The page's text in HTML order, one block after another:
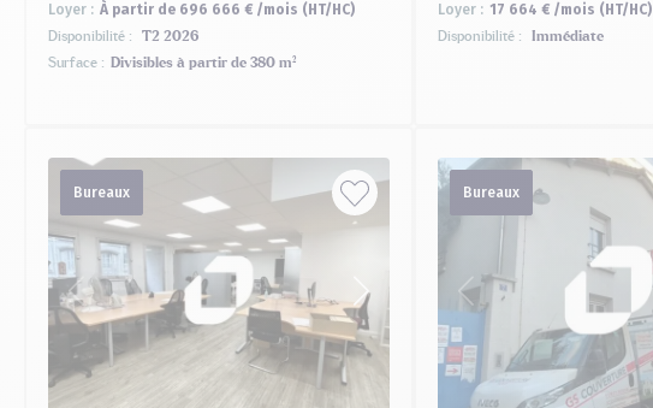
Loyer : À partir de 696 666 € /mois (HT/HC)
Disponibilité :
T2 2026
Surface :
Divisibles à partir de 380 m²
Loyer : 17 664 € /mois (HT/HC)
Disponibilité : Immédiate
Bureaux Bureaux